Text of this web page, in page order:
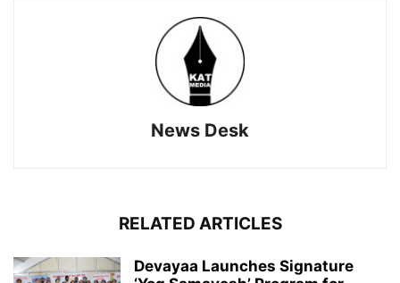
News Desk
RELATED ARTICLES
Devayaa Launches Signature